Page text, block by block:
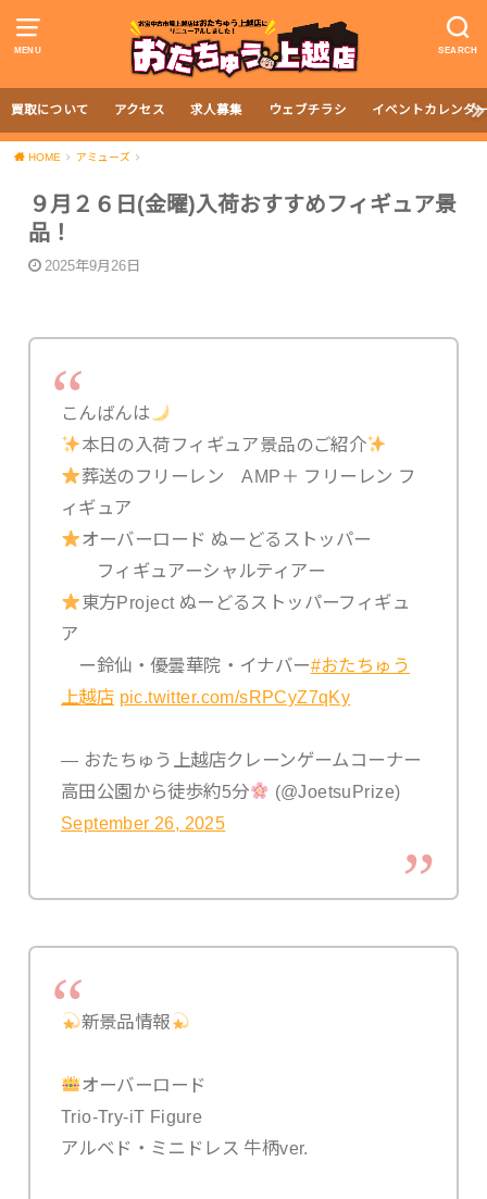
MENU SEARCH
買取について アクセス 求人募集 ウェブチラシ イベントカレンダ
HOME アミューズ
９月２６日(金曜)入荷おすすめフィギュア景
品！
2025年9月26日
こんばんは
本日の入荷フィギュア景品のご紹介
葬送のフリーレン AMP＋ フリーレン フ
ィギュア
オーバーロード ぬーどるストッパー
フィギュアーシャルティアー
東方Project ぬーどるストッパーフィギュ
ア
ー鈴仙・優曇華院・イナバー#おたちゅう
上越店 pic.twitter.com/sRPCyZ7qKy
— おたちゅう上越店クレーンゲームコーナー
高田公園から徒歩約5分
(@JoetsuPrize)
September 26, 2025
新景品情報
オーバーロード
Trio-Try-iT Figure
アルベド・ミニドレス 牛柄ver.